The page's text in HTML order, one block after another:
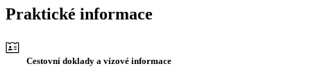
Praktické informace
Cestovní doklady a vízové informace